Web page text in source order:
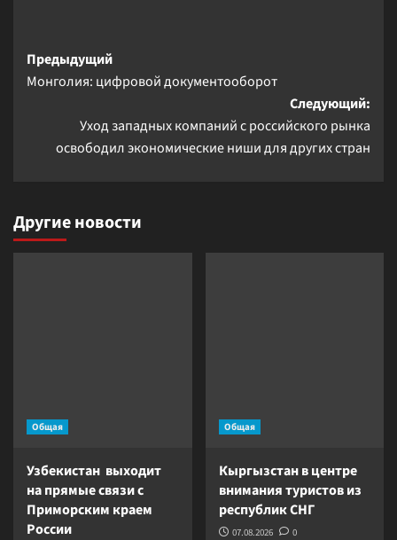
Навигация
записи
Предыдущий
Монголия: цифровой документооборот
Следующий:
Уход западных компаний с российского рынка
освободил экономические ниши для других стран
Другие новости
Общая
Узбекистан выходит
на прямые связи с
Приморским краем
России
Общая
Кыргызстан в центре
внимания туристов из
республик СНГ
07.08.2026 0